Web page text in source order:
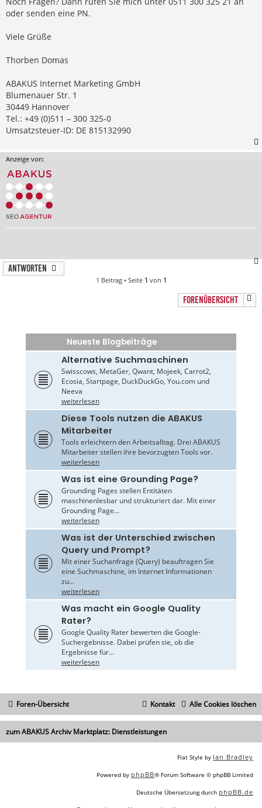
oder senden eine PN.
Viele Grüße
Thorben Domas
ABAKUS Internet Marketing GmbH
Blumenauer Str. 1
30449 Hannover
Tel.: +49 (0)511 – 300 325-0
Umsatzsteuer-ID: DE 815132990
Anzeige von:
Antworten
1 Beitrag • Seite 1 von 1
FORENÜBERSICHT
Neueste Blogbeiträge
Alternative Suchmaschinen
Swisscows, MetaGer, Qwant, Mojeek, Carrot2,
Ecosia, Startpage, DuckDuckGo, You.com und
Neeva
weiterlesen
Diese Tools nutzen die ABAKUS
Mitarbeiter
Tools erleichtern den Arbeitsalltag. Drei ABAKUS
Mitarbeiter stellen ihre bevorzugten Tools vor.
weiterlesen
Was ist eine Grounding Page?
Grounding Pages stellen Entitäten
maschinenlesbar und strukturiert dar. Mit einer
Grounding Page...
weiterlesen
Was ist der Unterschied zwischen
Query und Prompt?
Mit einer Suchanfrage (Query) beauftragen Sie
eine Suchmaschine, im Internet Informationen
zu...
weiterlesen
Was macht ein Google Quality
Rater?
Google Quality Rater bewerten die Google-
Suchergebnisse. Dabei prüfen sie, ob die
Ergebnisse für...
weiterlesen
Foren-Übersicht Alle Cookies löschen
Kontakt
zum ABAKUS Archiv Marktplatz: Dienstleistungen
Flat Style by Ian Bradley
Powered by phpBB® Forum Software © phpBB Limited
Deutsche Übersetzung durch phpBB.de